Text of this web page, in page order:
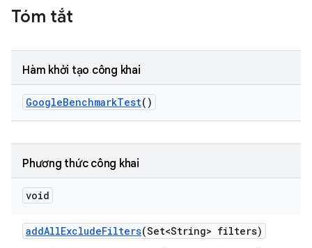
Tóm tắt
Hàm khởi tạo công khai
GoogleBenchmarkTest()
Phương thức công khai
void
addAllExcludeFilters(Set<String> filters)